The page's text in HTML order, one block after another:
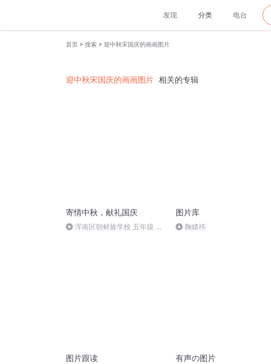
发现 分类 电台
首页 > 搜索 > 迎中秋宋国庆的画画图片
迎中秋宋国庆的画画图片 相关的专辑
寄情中秋，献礼国庆
浑南区朝鲜族学校 五年级 孙
图片库
鞠婧祎
图片跟读 有声の图片